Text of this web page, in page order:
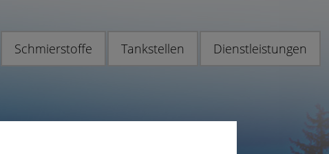
Schmierstoffe Tankstellen Dienstleistungen